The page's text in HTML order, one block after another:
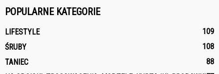
POPULARNE KATEGORIE
LIFESTYLE
109
ŚRUBY
108
TANIEC
88